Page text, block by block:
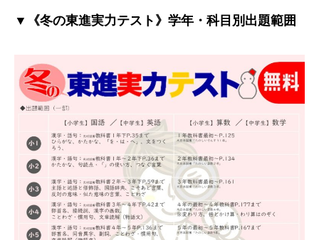
▼《冬の東進実力テスト》学年・科目別出題範囲